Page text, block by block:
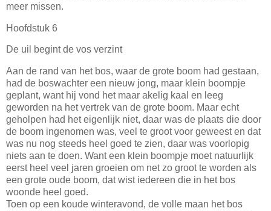
meer missen.
Hoofdstuk 6
De uil begint de vos verzint
Aan de rand van het bos, waar de grote boom had gestaan,
had de boswachter een nieuw jong, maar klein boompje
geplant, want hij vond het maar akelig kaal en leeg
geworden na het vertrek van de grote boom. Maar echt
geholpen had het eigenlijk niet, daar was de plaats die door
de boom ingenomen was, veel te groot voor geweest en dat
was nu nog steeds heel goed te zien, daar was voorlopig
niets aan te doen. Want een klein boompje moet natuurlijk
eerst heel veel jaren groeien om net zo groot te worden als
een grote oude boom, dat wist iedereen die in het bos
woonde heel goed.
Toen op een koude winteravond, de volle maan het bos